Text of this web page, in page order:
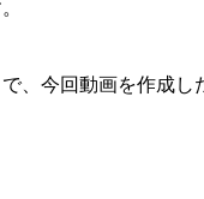
、今回動画を作成し